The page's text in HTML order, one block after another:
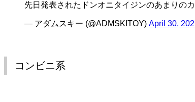
先日発表されたドンオニタイジンのあまりの
— アダムスキー (@ADMSKITOY) April 30,
コンビニ系